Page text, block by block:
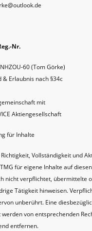
Nr.
60 (Tom Görke)
& Erlaubnis nach §34c
mit
Aktiengesellschaft
für Inhalte
Vollständigkeit und
für eigene Inhalte auf
nicht verpflichtet,
Tätigkeit hinweisen.
unberührt. Eine
von entsprechenden
entfernen.